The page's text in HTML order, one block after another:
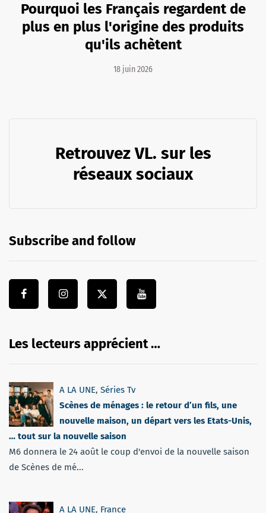
Pourquoi les Français regardent de
plus en plus l'origine des produits
qu'ils achètent
18 juin 2026
Retrouvez VL. sur les
réseaux sociaux
Subscribe and follow
Les lecteurs apprécient …
A LA UNE, Séries Tv
Scènes de ménages : le retour d’un fils, une
nouvelle maison, un départ vers les Etats-Unis,
… tout sur la nouvelle saison
M6 donnera le 24 août le coup d'envoi de la nouvelle saison
de Scènes de mé...
A LA UNE, France